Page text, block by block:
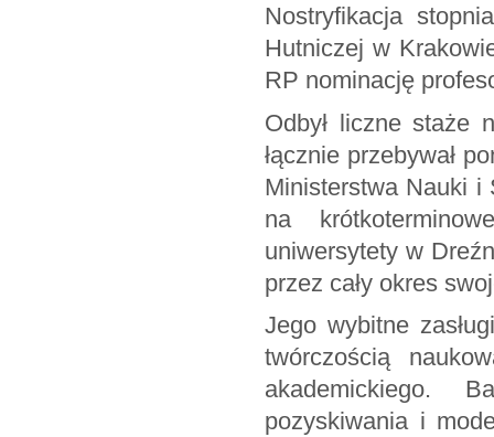
Nostryfikacja
Hutniczej w
RP nominację
Odbył liczne staże
łącznie przebywał
Ministerstwa Nauki i
na
uniwersytety w
przez cały okres
Jego wybitne
twórczością
akademickiego.
pozyskiwania i